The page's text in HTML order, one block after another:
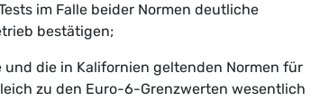
im Falle beider Normen deutliche
bestätigen;
die in Kalifornien geltenden Normen für
zu den Euro-6-Grenzwerten wesentlich